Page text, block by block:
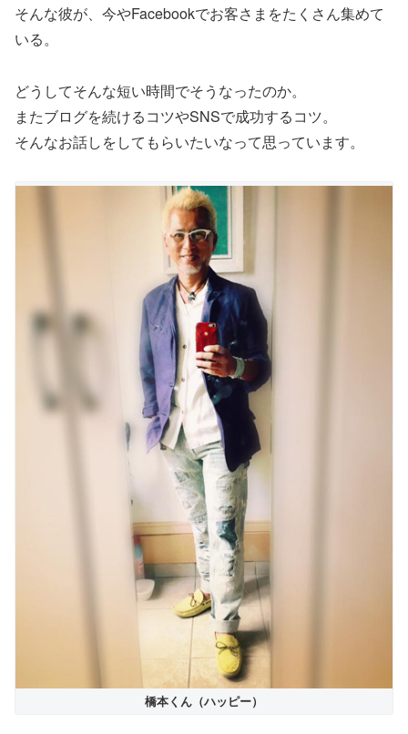
そんな彼が、今やFacebookでお客さまをたくさん集めて
いる。
どうしてそんな短い時間でそうなったのか。
またブログを続けるコツやSNSで成功するコツ。
そんなお話しをしてもらいたいなって思っています。
橋本くん（ハッピー）